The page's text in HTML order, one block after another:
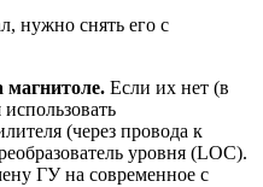
нужно снять его с
Если их нет (в
(через провода к
уровня (LOC).
ГУ на современное с